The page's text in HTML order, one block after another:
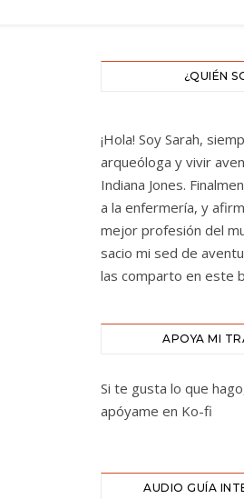
¿QUIÉN
¡Hola! Soy Sarah,
arqueóloga y vivir
Indiana Jones.
a la enfermería, y
mejor profesión del
sacio mi sed de
las comparto en este
APOYA MI
Si te gusta lo que
apóyame en Ko-fi
AUDIO GUÍA